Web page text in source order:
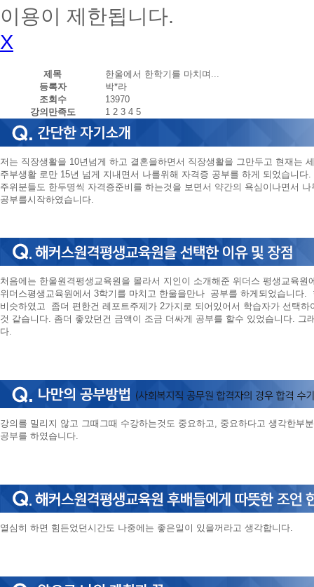
이용이 제한됩니다.
X
제목
한울에서 한학기를 마치며...
등록자
박*라
조회수
13970
강의만족도
1 2 3 4 5
저는 직장생활을 10년넘게 하고 결혼을하면서 직장생활을 그만두고 현재는
주부생활 로만 15년 넘게 지내면서 나를위해 자격증 공부를 하게 되었습니다.
주위분들도 한두명씩 자격증준비를 하는것을 보면서 약간의 욕심이나면서
공부를시작하였습니다.
처음에는 한울원격평생교육원을 몰라서 지인이 소개해준 위더스 평생교육원
위더스평생교육원에서 3학기를 마치고 한울을만나 공부를 하게되었습니다.
비슷하였고 좀더 편한건 레포트주제가 2가지로 되어있어서 학습자가 선택
것 같습니다. 좀더 좋았던건 금액이 조금 더싸게 공부를 할수 있었습니다. 그
다.
강의를 밀리지 않고 그때그때 수강하는것도 중요하고, 중요하다고 생각한부
공부를 하였습니다.
열심히 하면 힘든었던시간도 나중에는 좋은일이 있을꺼라고 생각합니다.